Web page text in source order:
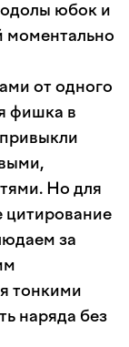
юбок и
моментально
от одного
фишка в
Но для
цитирование
за
тонкими
наряда без